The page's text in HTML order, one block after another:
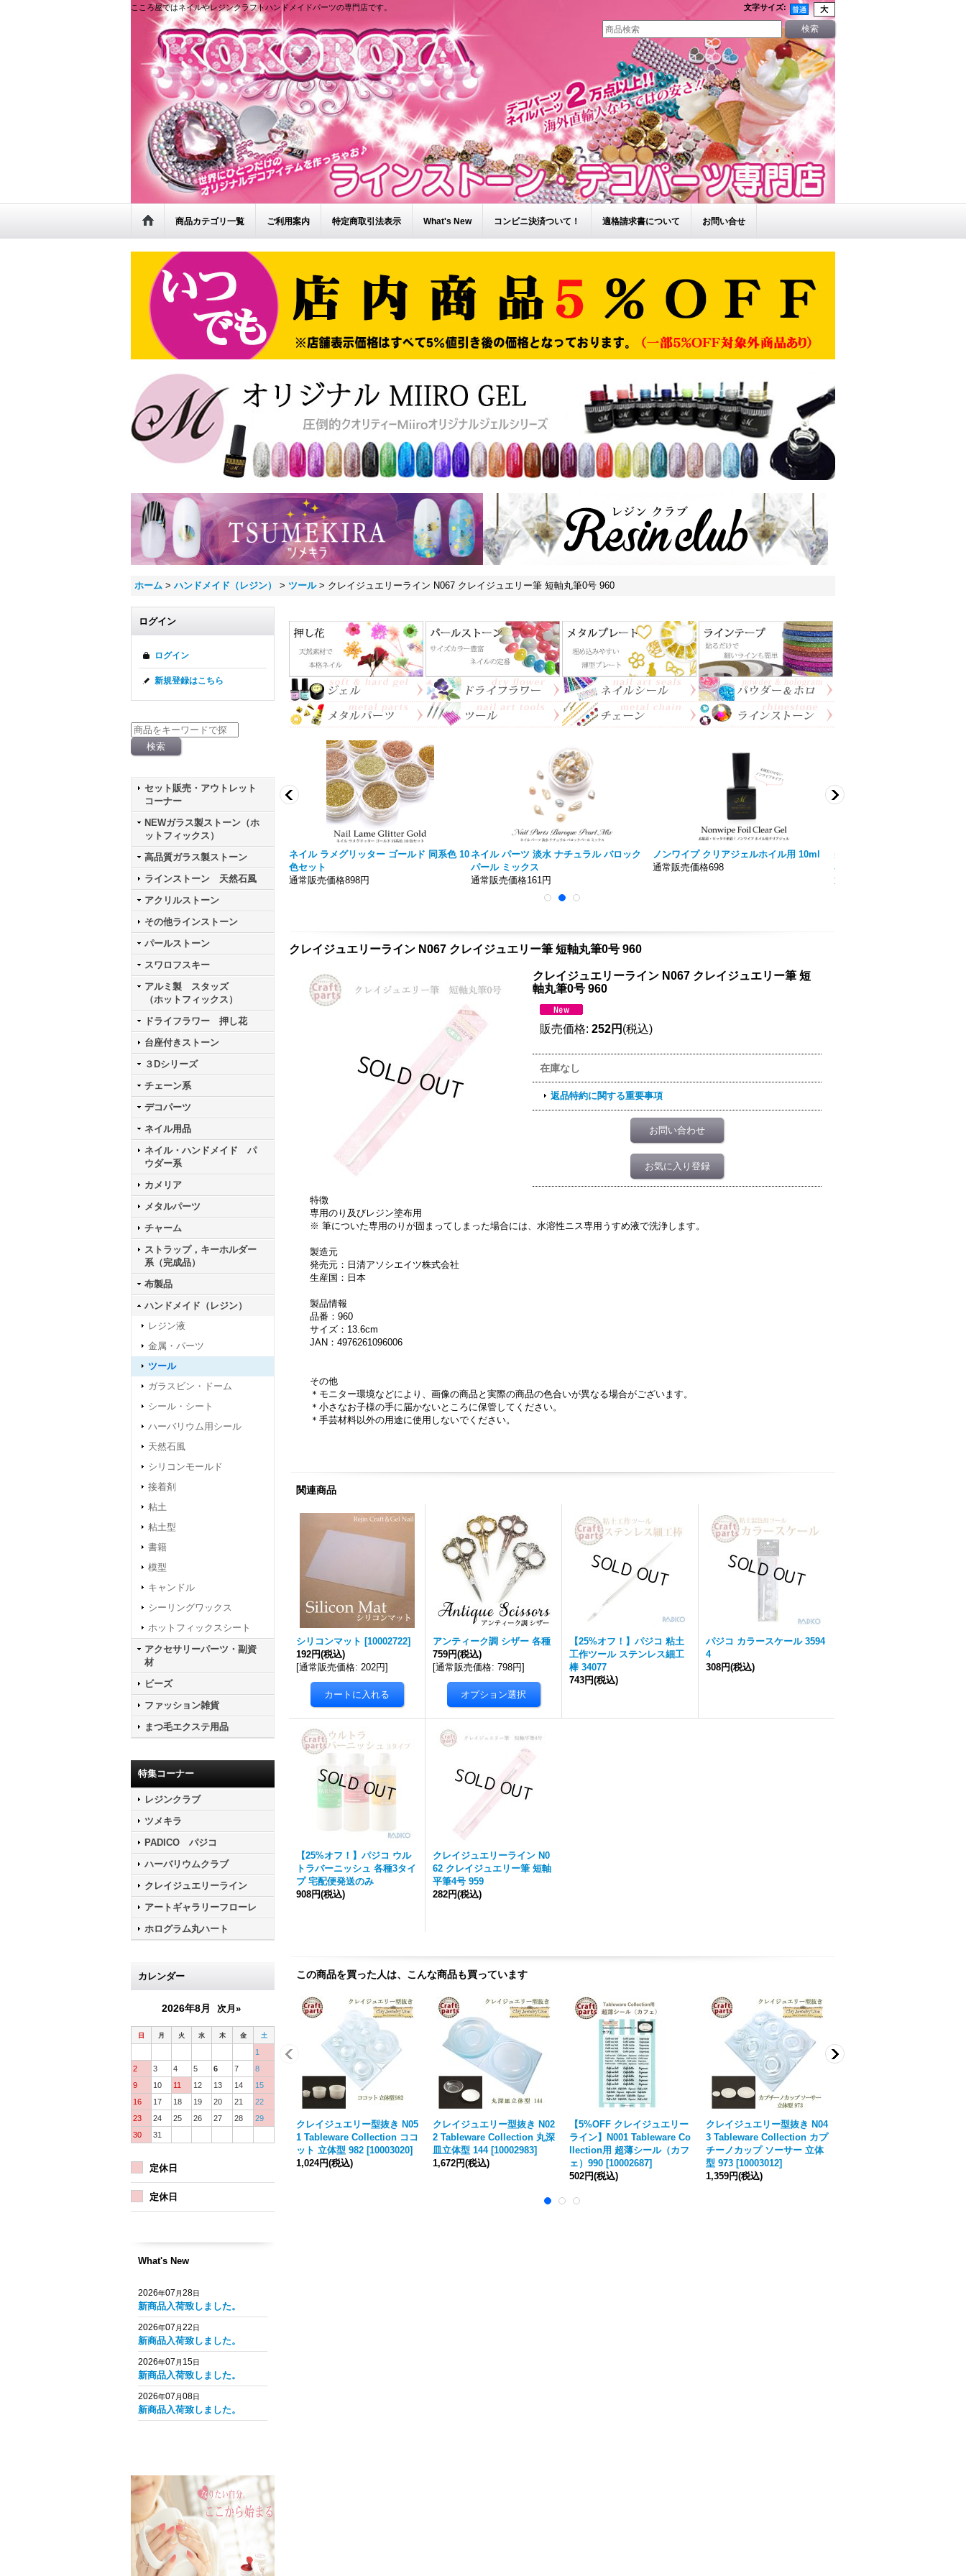
こころ屋ではネイルやレジンクラフトハンドメイドパーツの専門店です。 文字サイズ:
商品カテゴリ一覧 ご利用案内 特定商取引法表示 What's New コンビニ決済ついて！ 適格請求書について お問い合せ
ホーム > ハンドメイド（レジン） > ツール > クレイジュエリーライン N067 クレイジュエリー筆 短軸丸筆0号 960
ログイン
ログイン
新規登録はこちら
セット販売・アウトレット
コーナー
NEWガラス製ストーン（ホ
ットフィックス）
高品質ガラス製ストーン
ラインストーン 天然石風
アクリルストーン
その他ラインストーン
パールストーン
スワロフスキー
アルミ製 スタッズ
（ホットフィックス）
ドライフラワー 押し花
台座付きストーン
３Dシリーズ
チェーン系
デコパーツ
ネイル用品
ネイル・ハンドメイド パ
ウダー系
カメリア
メタルパーツ
チャーム
ストラップ，キーホルダー
系（完成品）
布製品
ハンドメイド（レジン）
レジン液
金属・パーツ
ツール
ガラスビン・ドーム
シール・シート
ハーバリウム用シール
天然石風
シリコンモールド
接着剤
粘土
粘土型
書籍
模型
キャンドル
シーリングワックス
ホットフィックスシート
アクセサリーパーツ・副資
材
ビーズ
ファッション雑貨
まつ毛エクステ用品
特集コーナー
レジンクラブ
ツメキラ
PADICO パジコ
ハーバリウムクラブ
クレイジュエリーライン
アートギャラリーフローレ
ホログラム丸ハート
カレンダー
2026年8月 次月»
日 月 火 水 木 金 土
1
2
3 4 5 6 7
8
9
10 11 12 13 14
15
16
17 18 19 20 21
22
23
24 25 26 27 28
29
30
31
定休日
定休日
What's New
2026年07 月28日
新商品入荷致しました。
2026年07 月22日
新商品入荷致しました。
2026年07 月 15日
新商品入荷致しました。
2026年07 月08日
新商品入荷致しました。
ニュアンス メタリック クロムパウダー ケ
ース入り
通常販売価格303円
ネイル ラメグリッター ゴールド 同系色 10
色セット
通常販売価格898円
ネイル パーツ 淡水 ナチュラル バロック
パール ミックス
通常販売価格161円
ノンワイプ クリアジェルホイル用 10ml
通常販売価格698
美色 Miiro】ノンワイプトッ
容量15ｍｌ 拭き取り不要！！
通常販売価格777円〜
クレイジュエリーライン N067 クレイジュエリー筆 短軸丸筆0号 960
クレイジュエリーライン N067 クレイジュエリー筆 短
軸丸筆0号 960
販売価格: 252円 (税込)
在庫なし
返品特約に関する重要事項
お問い合わせ
お気に入り登録
特徴
専用のり及びレジン塗布用
※ 筆についた専用のりが固まってしまった場合には、水溶性ニス専用うすめ液で洗浄します。
製造元
発売元：日清アソシエイツ株式会社
生産国：日本
製品情報
品番：960
サイズ：13.6cm
JAN：4976261096006
その他
＊モニター環境などにより、画像の商品と実際の商品の色合いが異なる場合がございます。
＊小さなお子様の手に届かないところに保管してください。
＊手芸材料以外の用途に使用しないでください。
関連商品
シリコンマット [10002722]
192円(税込)
[通常販売価格: 202円]
アンティーク調 シザー 各種
759円(税込)
[通常販売価格: 798円]
【25%オフ！】パジコ 粘土
工作ツール ステンレス細工
棒 34077
743円(税込)
パジコ カラースケール 3594
4
308円(税込)
【25%オフ！】パジコ ウル
トラバーニッシュ 各種3タイ
プ 宅配便発送のみ
908円(税込)
クレイジュエリーライン N0
62 クレイジュエリー筆 短軸
平筆4号 959
282円(税込)
この商品を買った人は、こんな商品も買っています
クレイジュエリー型抜き N05
1 Tableware Collection ココ
ット 立体型 982 [10003020]
1,024円(税込)
クレイジュエリー型抜き N02
2 Tableware Collection 丸深
皿立体型 144 [10002983]
1,672円(税込)
【5%OFF クレイジュエリー
ライン】N001 Tableware Co
llection用 超薄シール（カフ
ェ）990 [10002687]
502円(税込)
クレイジュエリー型抜き N04
3 Tableware Collection カプ
チーノカップ ソーサー 立体
型 973 [10003012]
1,359円(税込)